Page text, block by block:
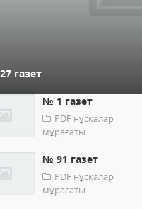
газет
№ 1 газет
PDF нұсқалар
мұрағаты
№ 91 газет
PDF нұсқалар
мұрағаты